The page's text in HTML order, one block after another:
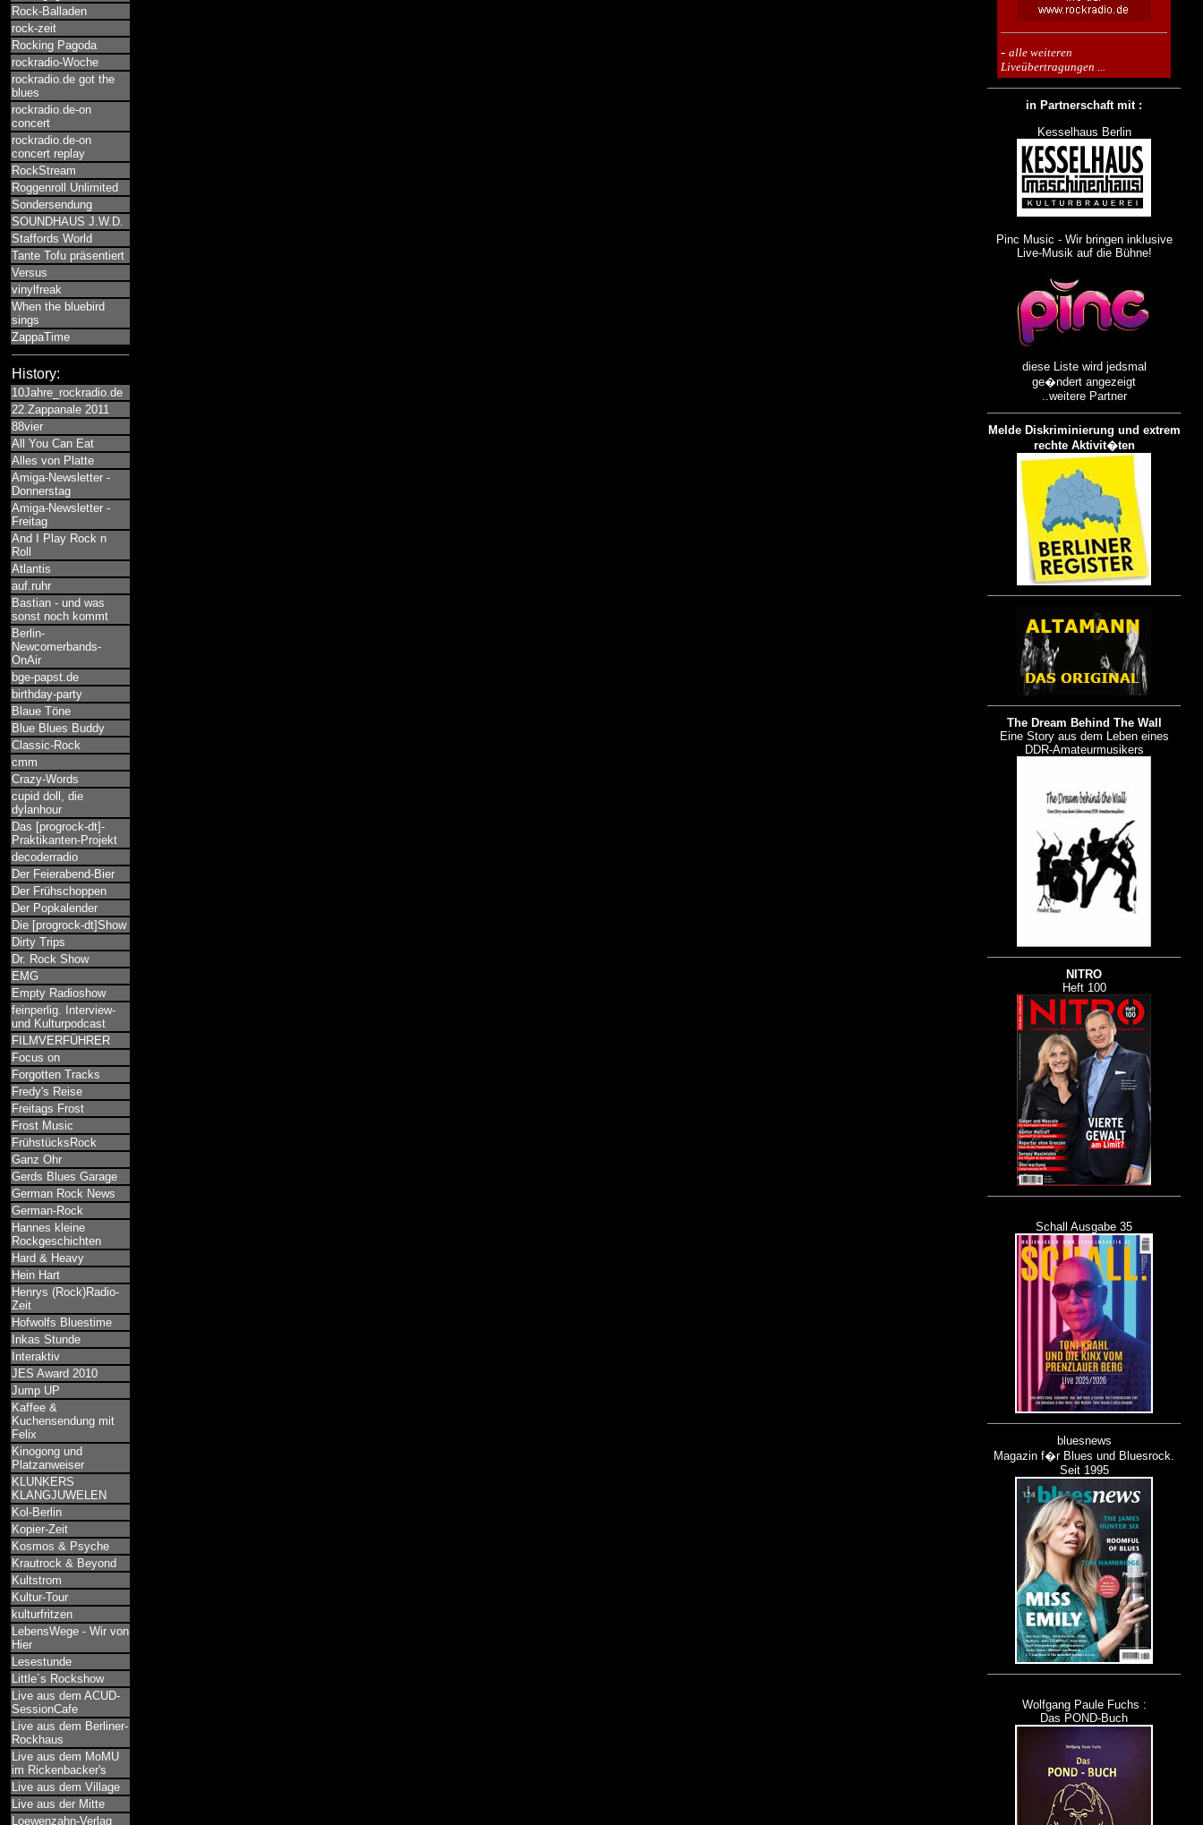
Rock-Balladen
rock-zeit
Rocking Pagoda
rockradio-Woche
rockradio.de got the
blues
rockradio.de-on
concert
rockradio.de-on
concert replay
RockStream
Roggenroll Unlimited
Sondersendung
SOUNDHAUS J.W.D.
Staffords World
Tante Tofu präsentiert
Versus
vinylfreak
When the bluebird
sings
ZappaTime
History:
10Jahre_rockradio.de
22.Zappanale 2011
88vier
All You Can Eat
Alles von Platte
Amiga-Newsletter -
Donnerstag
Amiga-Newsletter -
Freitag
And I Play Rock n
Roll
Atlantis
auf.ruhr
Bastian - und was
sonst noch kommt
Berlin-
Newcomerbands-
OnAir
bge-papst.de
birthday-party
Blaue Töne
Blue Blues Buddy
Classic-Rock
cmm
Crazy-Words
cupid doll, die
dylanhour
Das [progrock-dt]-
Praktikanten-Projekt
decoderradio
Der Feierabend-Bier
Der Frühschoppen
Der Popkalender
Die [progrock-dt]Show
Dirty Trips
Dr. Rock Show
EMG
Empty Radioshow
feinperlig. Interview-
und Kulturpodcast
FILMVERFÜHRER
Focus on
Forgotten Tracks
Fredy's Reise
Freitags Frost
Frost Music
FrühstücksRock
Ganz Ohr
Gerds Blues Garage
German Rock News
German-Rock
Hannes kleine
Rockgeschichten
Hard & Heavy
Hein Hart
Henrys (Rock)Radio-
Zeit
Hofwolfs Bluestime
Inkas Stunde
Interaktiv
JES Award 2010
Jump UP
Kaffee &
Kuchensendung mit
Felix
Kinogong und
Platzanweiser
KLUNKERS
KLANGJUWELEN
Kol-Berlin
Kopier-Zeit
Kosmos & Psyche
Krautrock & Beyond
Kultstrom
Kultur-Tour
kulturfritzen
LebensWege - Wir von
Hier
Lesestunde
Little´s Rockshow
Live aus dem ACUD-
SessionCafe
Live aus dem Berliner-
Rockhaus
Live aus dem MoMU
im Rickenbacker's
Live aus dem Village
Live aus der Mitte
Loewenzahn-Verlag
- alle weiteren
Liveübertragungen ...
in Partnerschaft mit :
Kesselhaus Berlin
Pinc Music - Wir bringen inklusive
Live-Musik auf die Bühne!
diese Liste wird jedsmal
ge�ndert angezeigt
..weitere Partner
Melde Diskriminierung und extrem
rechte Aktivit�ten
The Dream Behind The Wall
Eine Story aus dem Leben eines
DDR-Amateurmusikers
NITRO
Heft 100
Schall Ausgabe 35
bluesnews
Magazin f�r Blues und Bluesrock.
Seit 1995
Wolfgang Paule Fuchs :
Das POND-Buch